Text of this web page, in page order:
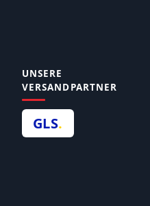
UNSERE
VERSANDPARTNER
GLS.